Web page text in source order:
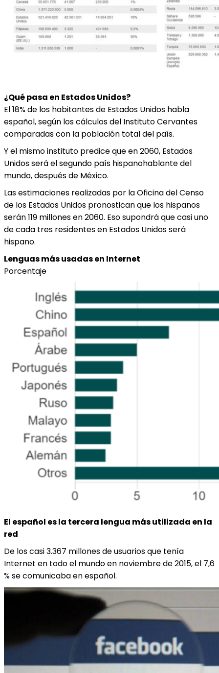
¿Qué pasa en Estados Unidos?
El 18% de los habitantes de Estados Unidos habla
español, según los cálculos del Instituto Cervantes
comparadas con la población total del país.
Y el mismo instituto predice que en 2060, Estados
Unidos será el segundo país hispanohablante del
mundo, después de México.
Las estimaciones realizadas por la Oficina del Censo
de los Estados Unidos pronostican que los hispanos
serán 119 millones en 2060. Eso supondrá que casi uno
de cada tres residentes en Estados Unidos será
hispano.
Lenguas más usadas en Internet
Porcentaje
El español es la tercera lengua más utilizada en la
red
De los casi 3.367 millones de usuarios que tenía
Internet en todo el mundo en noviembre de 2015, el 7,6
% se comunicaba en español.